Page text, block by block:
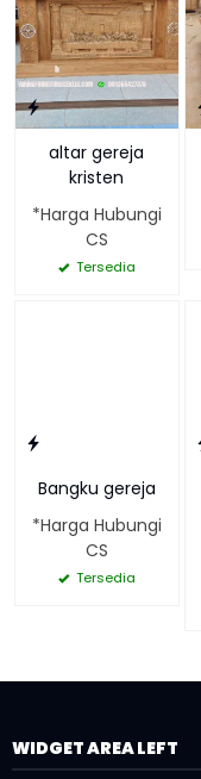
altar gereja
kristen
*Harga Hubungi
CS
Tersedia
Bangku gereja
*Harga Hubungi
CS
Tersedia
WIDGET AREA LEFT